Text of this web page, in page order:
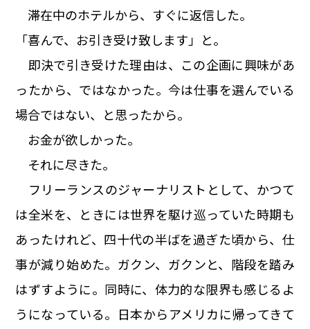
滞在中のホテルから、すぐに返信した。
「喜んで、お引き受け致します」と。
即決で引き受けた理由は、この企画に興味があ
ったから、ではなかった。今は仕事を選んでいる
場合ではない、と思ったから。
お金が欲しかった。
それに尽きた。
フリーランスのジャーナリストとして、かつて
は全米を、ときには世界を駆け巡っていた時期も
あったけれど、四十代の半ばを過ぎた頃から、仕
事が減り始めた。ガクン、ガクンと、階段を踏み
はずすように。同時に、体力的な限界も感じるよ
うになっている。日本からアメリカに帰ってきて